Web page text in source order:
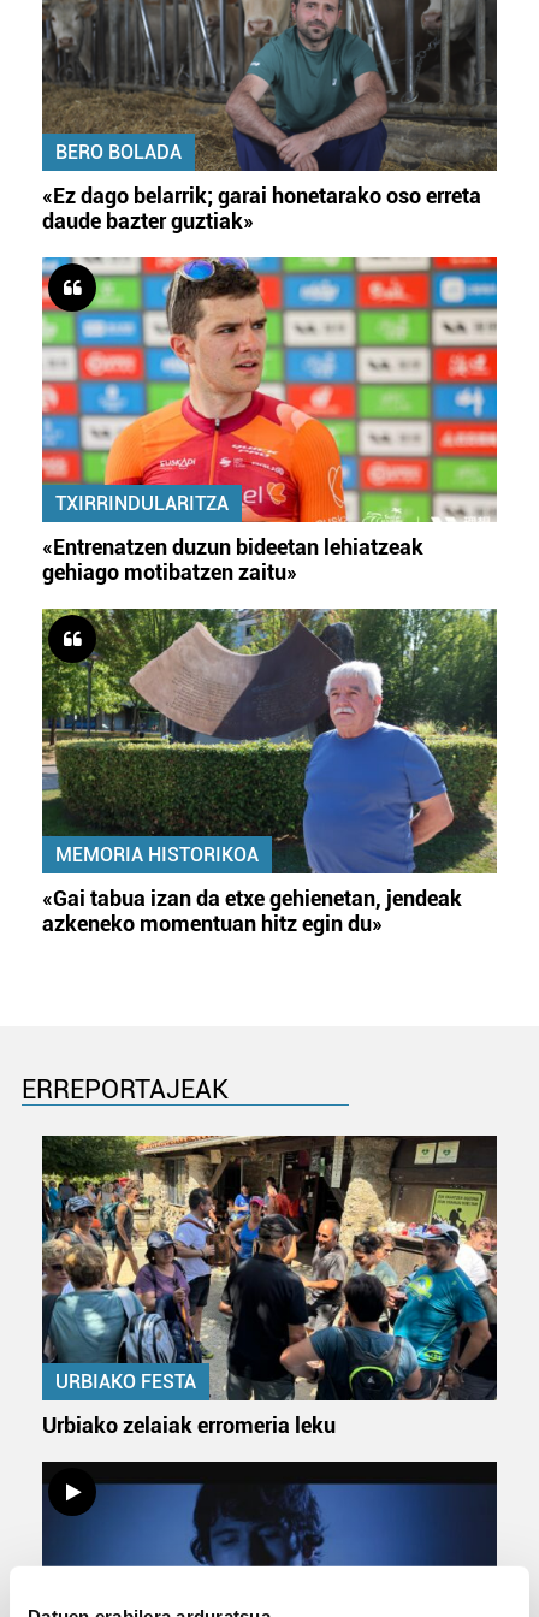
BERO BOLADA
«Ez dago belarrik; garai honetarako oso erreta
daude bazter guztiak»
TXIRRINDULARITZA
«Entrenatzen duzun bideetan lehiatzeak
gehiago motibatzen zaitu»
MEMORIA HISTORIKOA
«Gai tabua izan da etxe gehienetan, jendeak
azkeneko momentuan hitz egin du»
ERREPORTAJEAK
URBIAKO FESTA
Urbiako zelaiak erromeria leku